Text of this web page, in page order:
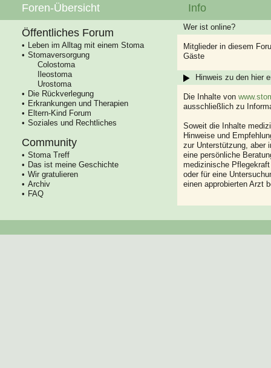
Foren-Übersicht
Öffentliches Forum
Leben im Alltag mit einem Stoma
Stomaversorgung
Colostoma
Ileostoma
Urostoma
Die Rückverlegung
Erkrankungen und Therapien
Eltern-Kind Forum
Soziales und Rechtliches
Community
Stoma Treff
Das ist meine Geschichte
Wir gratulieren
Archiv
FAQ
Info
Wer ist online?
Mitglieder in diesem
Gäste
Hinweis zu den hier
Die Inhalte von
ausschließlich zu
Soweit die Inhalte
Hinweise und
zur Unterstützung, aber
eine persönliche
medizinische
oder für eine
einen approbierten Arzt